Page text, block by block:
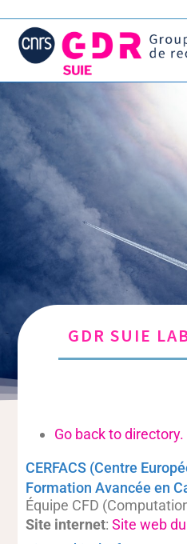
GDR SUIE
Go back to directory.
CERFACS (Centre
Formation Avancée en
Équipe CFD
Site internet: Site web